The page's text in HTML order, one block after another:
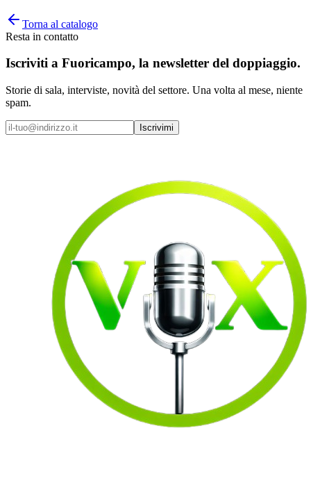
Torna al catalogo
Resta in contatto
Iscriviti a Fuoricampo, la newsletter del doppiaggio.
Storie di sala, interviste, novità del settore. Una volta al mese, niente
spam.
Iscrivimi